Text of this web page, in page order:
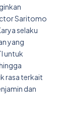
Saritomo
selaku
yang
untuk
rasa terkait
dan